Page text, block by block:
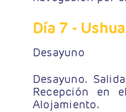
Día 7 -
Desayuno
Desayuno.
Recepción en
Alojamiento.